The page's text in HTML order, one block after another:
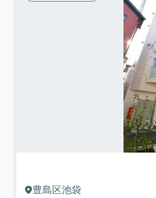
豊島区池袋